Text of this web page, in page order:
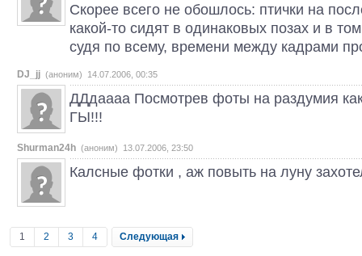
Скорее всего не обошлось: птички на
какой-то сидят в одинаковых позах и в
судя по всему, времени между кадрами
DJ_jj (аноним) 14.07.2006, 00:35
ДДдаааа Посмотрев фоты на раздумия
ГЫ!!!
Shurman24h (аноним) 13.07.2006, 23:50
Калсные фотки , аж повыть на луну
1 2 3 4 Следующая